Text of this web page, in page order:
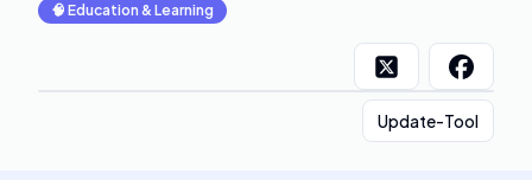
🧠 Education & Learning
Update-Tool